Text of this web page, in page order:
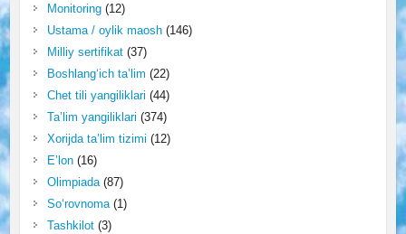
Monitoring(12)
Ustama / oylik maosh(146)
Milliy sertifikat(37)
Boshlang‘ich ta’lim (22)
Chet tili yangiliklari (44)
Ta’lim yangiliklari (374)
Xorijda ta’lim tizimi (12)
E’lon(16)
Olimpiada(87)
So‘rovnoma(1)
Tashkilot(3)